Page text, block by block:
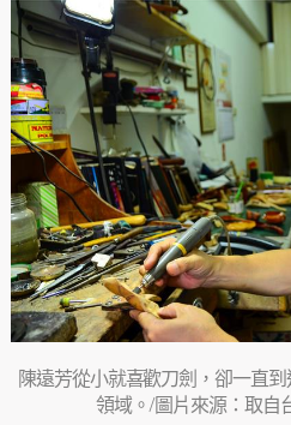
陳遠芳從小就喜歡刀劍，卻一直
領域。/圖片來源：取自